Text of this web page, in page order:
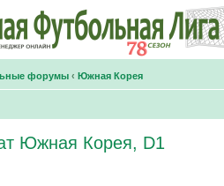
форумы ‹ Южная Корея
Южная Корея, D1